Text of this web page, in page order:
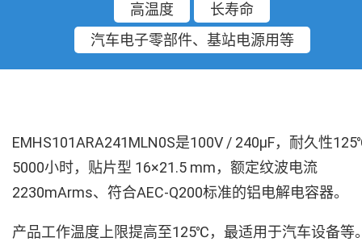
高温度
长寿命
汽车电子零部件、基站电源用等
EMHS101ARA241MLN0S是100V / 240µF，耐久性
5000小时，贴片型 16×21.5 mm，额定纹波电流
2230mArms、符合AEC-Q200标准的铝电解电容器。
产品工作温度上限提高至125℃，最适用于汽车设备等